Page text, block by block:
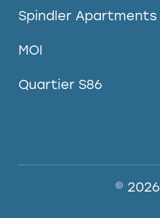
Spindler Apartments
MOI
Quartier S86
© 2026